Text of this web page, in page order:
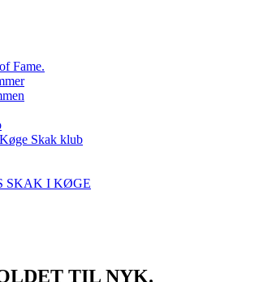
Fame.
Skak klub
SKAK I KØGE
TIL NYK.